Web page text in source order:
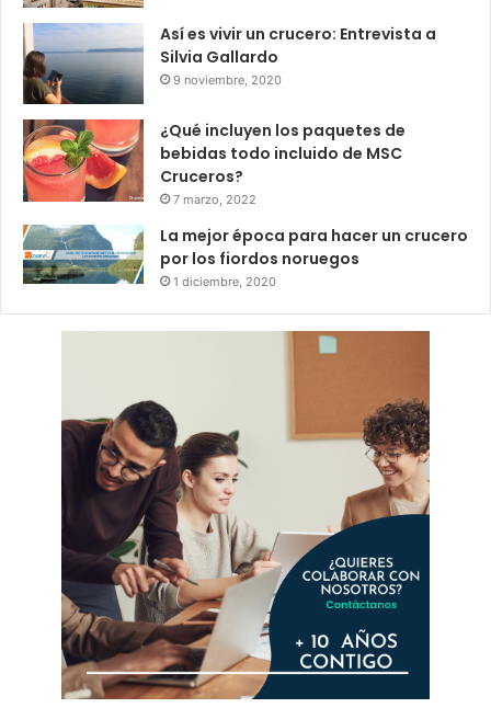
Así es vivir un crucero: Entrevista a
Silvia Gallardo
9 noviembre, 2020
¿Qué incluyen los paquetes de
bebidas todo incluido de MSC
Cruceros?
7 marzo, 2022
La mejor época para hacer un crucero
por los fiordos noruegos
1 diciembre, 2020